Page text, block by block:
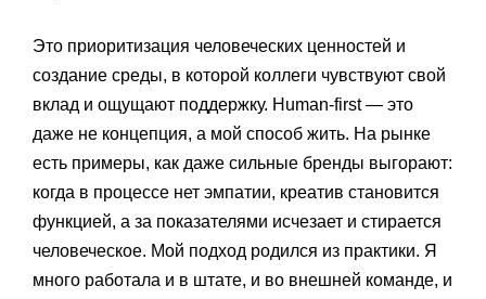
Это приоритизация человеческих ценностей и
создание среды, в которой коллеги чувствуют свой
вклад и ощущают поддержку. Human-first — это
даже не концепция, а мой способ жить. На рынке
есть примеры, как даже сильные бренды выгорают:
когда в процессе нет эмпатии, креатив становится
функцией, а за показателями исчезает и стирается
человеческое. Мой подход родился из практики. Я
много работала и в штате, и во внешней команде, и